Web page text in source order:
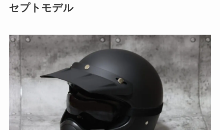
セプトモデル